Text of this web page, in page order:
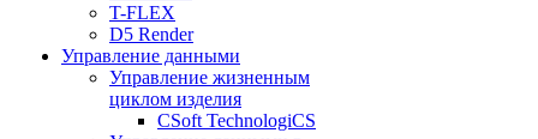
T-FLEX
D5 Render
Управление данными
Управление жизненным
циклом изделия
CSoft TechnologiCS